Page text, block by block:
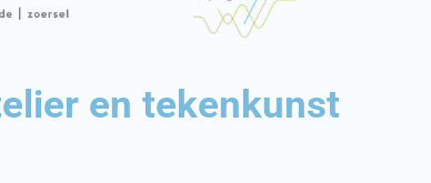
en tekenkunst